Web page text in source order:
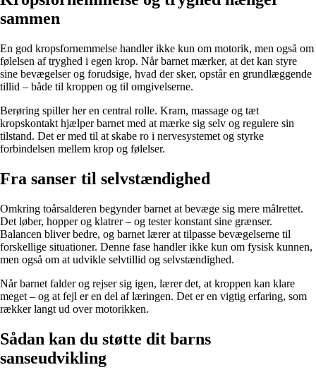
sammen
En god kropsfornemmelse handler ikke kun om motorik, men også om
følelsen af tryghed i egen krop. Når barnet mærker, at det kan styre
sine bevægelser og forudsige, hvad der sker, opstår en grundlæggende
tillid – både til kroppen og til omgivelserne.
Berøring spiller her en central rolle. Kram, massage og tæt
kropskontakt hjælper barnet med at mærke sig selv og regulere sin
tilstand. Det er med til at skabe ro i nervesystemet og styrke
forbindelsen mellem krop og følelser.
Fra sanser til selvstændighed
Omkring toårsalderen begynder barnet at bevæge sig mere målrettet.
Det løber, hopper og klatrer – og tester konstant sine grænser.
Balancen bliver bedre, og barnet lærer at tilpasse bevægelserne til
forskellige situationer. Denne fase handler ikke kun om fysisk kunnen,
men også om at udvikle selvtillid og selvstændighed.
Når barnet falder og rejser sig igen, lærer det, at kroppen kan klare
meget – og at fejl er en del af læringen. Det er en vigtig erfaring, som
rækker langt ud over motorikken.
Sådan kan du støtte dit barns
sanseudvikling